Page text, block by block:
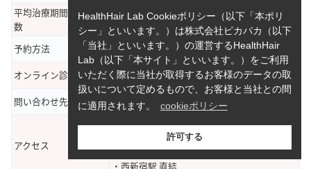
平均治療期間・治療回
数
3ヶ月～6ヶ月
予約方法
WEB・電話
オンライン診療
対応可能
問い合わせ先
TEL：0120-548-911
アクセス
〒160-0023
東京都新宿区西新宿6丁目3-1 新宿アイランド
ウィング 7階
・西新宿駅 直結
HealthHair Lab Cookieポリシー（以下「本ポリ
シー」といいます。）は株式会社ピカパカ（以下
「当社」といいます。）の運営するHealthHair
Lab（以下「本サイト」といいます。）をご利用
いただく際に当社が取得するお客様のデータの取
扱いについて定めるもので、お客様と当社との間
に適用されます。
cookieポリシー
許可する